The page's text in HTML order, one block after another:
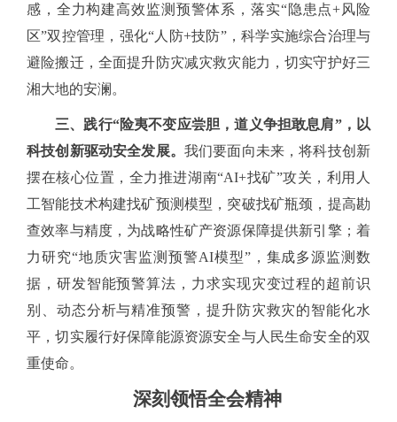
感，全力构建高效监测预警体系，落实“隐患点+风险
区”双控管理，强化“人防+技防”，科学实施综合治理与
避险搬迁，全面提升防灾减灾救灾能力，切实守护好三
湘大地的安澜。
三、践行“险夷不变应尝胆，道义争担敢息肩”，以
科技创新驱动安全发展。 我们要面向未来，将科技创新
摆在核心位置，全力推进湖南“AI+找矿”攻关，利用人
工智能技术构建找矿预测模型，突破找矿瓶颈，提高勘
查效率与精度，为战略性矿产资源保障提供新引擎；着
力研究“地质灾害监测预警AI模型”，集成多源监测数
据，研发智能预警算法，力求实现灾变过程的超前识
别、动态分析与精准预警，提升防灾救灾的智能化水
平，切实履行好保障能源资源安全与人民生命安全的双
重使命。
深刻领悟全会精神